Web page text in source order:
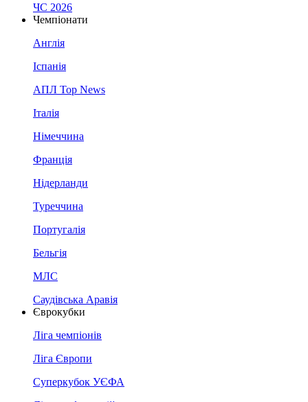
ЧС 2026
Чемпіонати
Англія
Іспанія
АПЛ Top News
Італія
Німеччина
Франція
Нідерланди
Туреччина
Португалія
Бельгія
МЛС
Саудівська Аравія
Єврокубки
Ліга чемпіонів
Ліга Європи
Суперкубок УЄФА